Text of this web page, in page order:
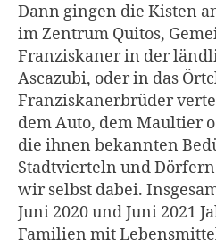
Dann gingen die Kisten
im Zentrum Quitos,
Franziskaner in der
Ascazubi, oder in das
Franziskanerbrüder
dem Auto, dem Maultier
die ihnen bekannten
Stadtvierteln und
wir selbst dabei.
Juni 2020 und Juni 2021
Familien mit